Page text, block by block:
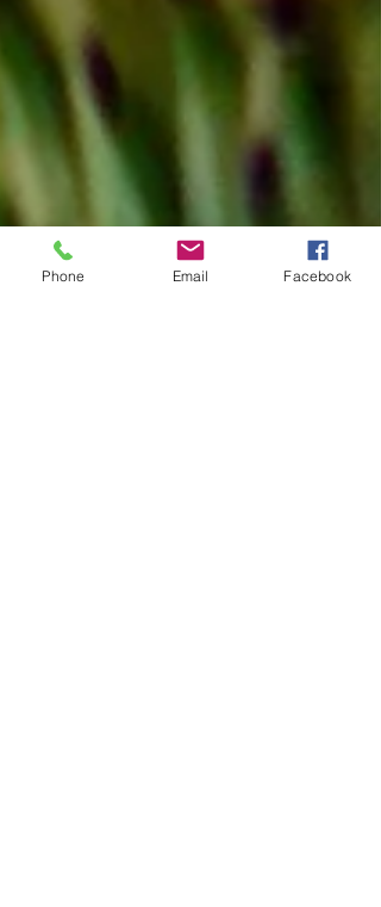
Phone Email Facebook